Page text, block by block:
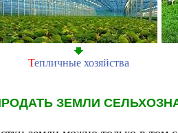
Тепличные хозяйства
ЗЕМЛИ